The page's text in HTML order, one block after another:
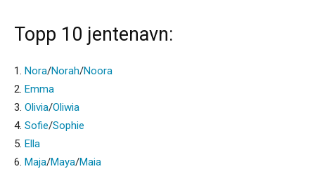
Topp 10 jentenavn:
1. Nora/Norah/Noora
2. Emma
3. Olivia/Oliwia
4. Sofie/Sophie
5. Ella
6. Maja/Maya/Maia